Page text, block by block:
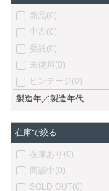
新品(0)
中古 (0)
委託 (0)
未使用 (0)
ビンテージ(0)
製造年／製造年代
在庫で絞る
在庫あり (0)
商談中 (0)
SOLD OUT(0)